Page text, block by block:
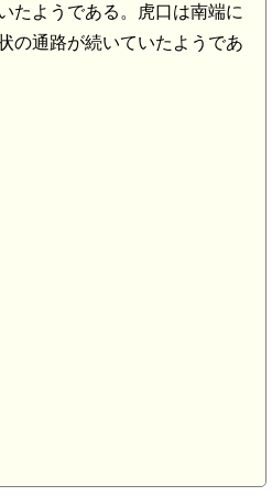
たようである。虎口は南端に
の通路が続いていたようであ